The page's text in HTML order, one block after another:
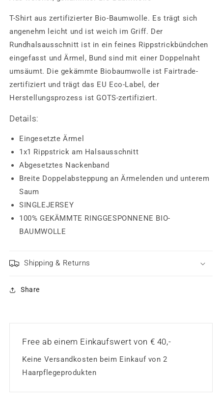
T-Shirt aus zertifizierter Bio-Baumwolle. Es trägt sich
angenehm leicht und ist weich im Griff. Der
Rundhalsausschnitt ist in ein feines Rippstrickbündchen
eingefasst und Ärmel, Bund sind mit einer Doppelnaht
umsäumt. Die gekämmte Biobaumwolle ist Fairtrade-
zertifiziert und trägt das EU Eco-Label, der
Herstellungsprozess ist GOTS-zertifiziert.
Details:
Eingesetzte Ärmel
1x1 Rippstrick am Halsausschnitt
Abgesetztes Nackenband
Breite Doppelabsteppung an Ärmelenden und unterem
Saum
SINGLEJERSEY
100% GEKÄMMTE RINGGESPONNENE BIO-
BAUMWOLLE
Shipping & Returns
Share
Free ab einem Einkaufswert von € 40,-
Keine Versandkosten beim Einkauf von 2
Haarpflegeprodukten